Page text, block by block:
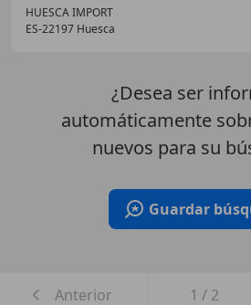
HUESCA IMPORT
ES-22197 Huesca
¿Desea ser
automáticamente
nuevos para su
Guardar
Anterior 1 / 2